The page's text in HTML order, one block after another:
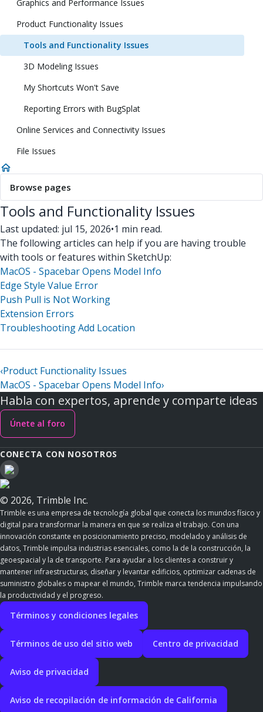
Graphics and Performance Issues
Product Functionality Issues
Tools and Functionality Issues
3D Modeling Issues
My Shortcuts Won't Save
Reporting Errors with BugSplat
Online Services and Connectivity Issues
File Issues
Browse pages
Tools and Functionality Issues
Last updated: jul 15, 2026•1 min read.
The following articles can help if you are having trouble
with tools or features within SketchUp:
MacOS - Spacebar Opens Model Info
Edge Style Value Error
Push Pull is Not Working
Extension Errors
Troubleshooting Add Location
‹Product Functionality Issues
MacOS - Spacebar Opens Model Info›
Habla con expertos, aprende y comparte ideas
Únete al foro
CONECTA CON NOSOTROS
© 2026, Trimble Inc.
Trimble es una empresa de tecnología global que conecta los mundos físico y
digital para transformar la manera en que se realiza el trabajo. Con una
innovación constante en posicionamiento preciso, modelado y análisis de
datos, Trimble impulsa industrias esenciales, como la de la construcción, la
geoespacial y la de transporte. Para ayudar a los clientes a construir y
mantener infraestructuras, diseñar y levantar edificios, optimizar cadenas de
suministro globales o mapear el mundo, Trimble marca tendencia impulsando
la productividad y el progreso.
Términos y condiciones legales
Términos de uso del sitio web Centro de privacidad
Aviso de privacidad
Aviso de recopilación de información de California